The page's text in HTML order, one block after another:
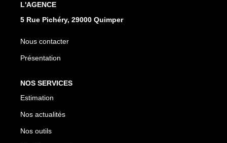
L'AGENCE
5 Rue Pichéry, 29000 Quimper
Nous contacter
Présentation
NOS SERVICES
Estimation
Nos actualités
Nos outils